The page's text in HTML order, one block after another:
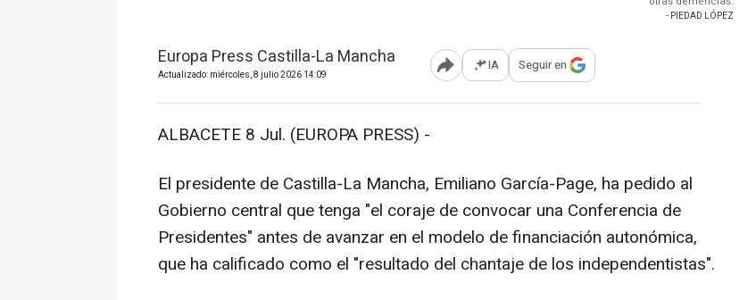
- PIEDAD LÓPEZ
Europa Press Castilla-La Mancha
Actualizado: miércoles, 8 julio 2026 14:09 Abrir opciones para compartir
IA Seguir en
ALBACETE 8 Jul. (EUROPA PRESS) -
El presidente de Castilla-La Mancha, Emiliano García-Page, ha pedido al
Gobierno central que tenga "el coraje de convocar una Conferencia de
Presidentes" antes de avanzar en el modelo de financiación autonómica,
que ha calificado como el "resultado del chantaje de los independentistas".